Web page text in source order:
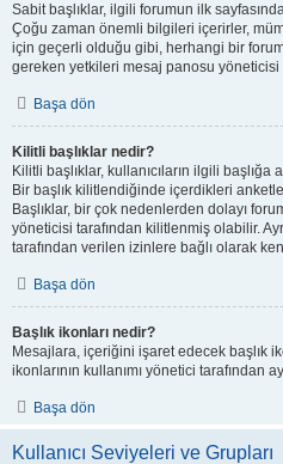
Sabit başlıklar, ilgili forumun ilk
Çoğu zaman önemli bilgileri içerirler,
için geçerli olduğu gibi, herhangi bir
gereken yetkileri mesaj panosu yöneticisi
Başa dön
Kilitli başlıklar nedir?
Kilitli başlıklar, kullanıcıların ilgili
Bir başlık kilitlendiğinde içerdikleri
Başlıklar, bir çok nedenlerden dolayı
yöneticisi tarafından kilitlenmiş olabilir.
tarafından verilen izinlere bağlı olarak
Başa dön
Başlık ikonları nedir?
Mesajlara, içeriğini işaret edecek başlık
ikonlarının kullanımı yönetici tarafından
Başa dön
Kullanıcı Seviyeleri ve Grupları